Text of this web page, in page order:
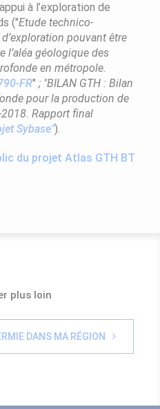
à l’exploration de
("Etude technico-
pouvant être
l’aléa géologique des
en métropole.
FR" ; "BILAN GTH : Bilan
pour la production de
Rapport final
Sybase").
du projet Atlas GTH BT
plus loin
DANS MA RÉGION